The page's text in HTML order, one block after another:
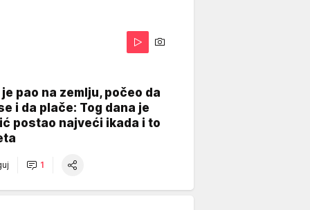
pao na zemlju, počeo da
i da plače: Tog dana je
postao najveći ikada i to
1